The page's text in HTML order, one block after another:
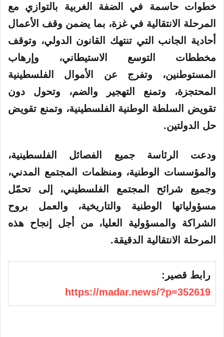
خطوات حاسمة في الضفة الغربية بالتوازي مع
المرحلة الانتقالية في غزة، بما يضمن وقف الأعمال
أحادية الجانب التي تنتهك القانون الدولي، وتوقف
مخططات التوسع الاستيطاني، وإرهاب
المستوطنين، وتفرج عن الأموال الفلسطينية
المحتجزة، وتمنع التهجير والضم، وتحول دون
تقويض السلطة الوطنية الفلسطينية، وتمنع تقويض
حل الدولتين.
ودعت الرئاسة جميع الفصائل الفلسطينية،
والمؤسسات الوطنية، ومنظمات المجتمع المدني،
وجميع شرائح المجتمع الفلسطيني، إلى تحمّل
مسؤولياتها الوطنية والتاريخية، والعمل بروح
الشراكة والمسؤولية العليا، من أجل إنجاح هذه
المرحلة الانتقالية الدقيقة.
رابط قصير:
https://madar.news/?p=352619